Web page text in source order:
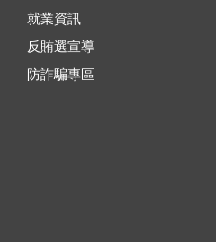
就業資訊
反賄選宣導
防詐騙專區